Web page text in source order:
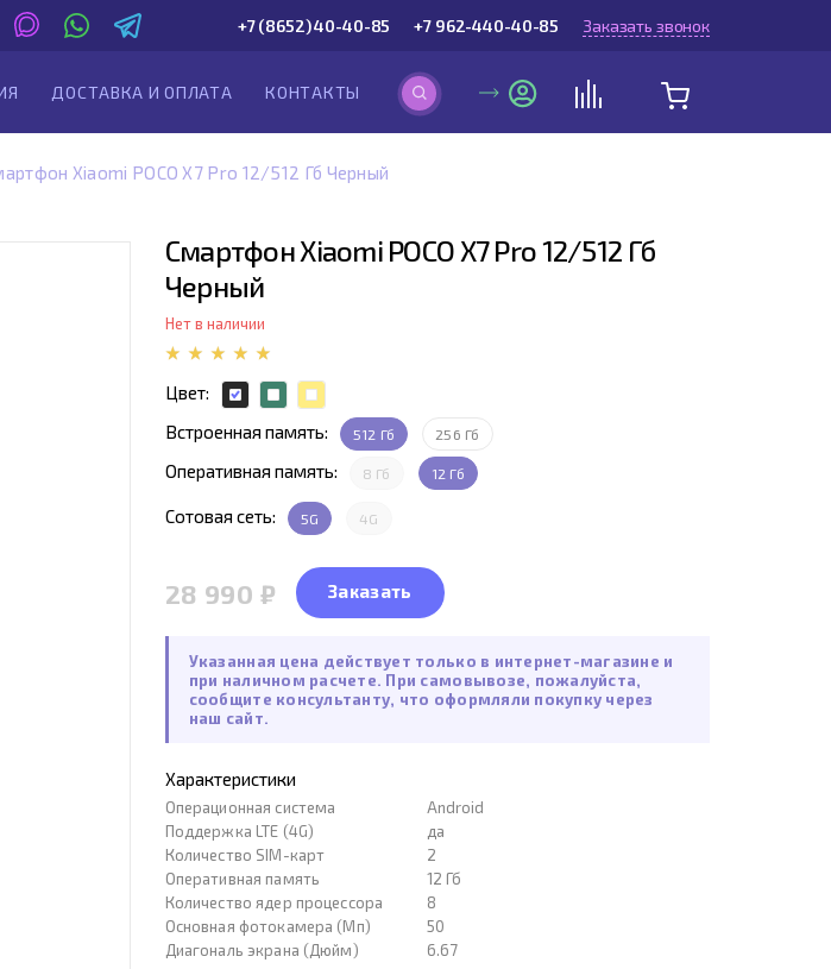
+7 (8652) 40-40-85 +7 962-440-40-85 Заказать звонок
ДОСТАВКА И ОПЛАТА КОНТАКТЫ
Xiaomi POCO X7 Pro 12/512 Гб Черный
Смартфон Xiaomi POCO X7 Pro 12/512 Гб
Черный
Нет в наличии
Цвет:
Встроенная память:
512 Гб 256 Гб
Оперативная память: 8 Гб 12 Гб
Сотовая сеть: 5G 4G
28 990 ₽ Заказать
Указанная цена действует только в интернет-магазине и
при наличном расчете. При самовывозе, пожалуйста,
сообщите консультанту, что оформляли покупку через
наш сайт.
Характеристики
Операционная система
Android
Поддержка LTE (4G)
да
Количество SIM-карт
2
Оперативная память
12 Гб
Количество ядер процессора
8
Основная фотокамера (Мп)
50
Диагональ экрана (Дюйм)
6.67